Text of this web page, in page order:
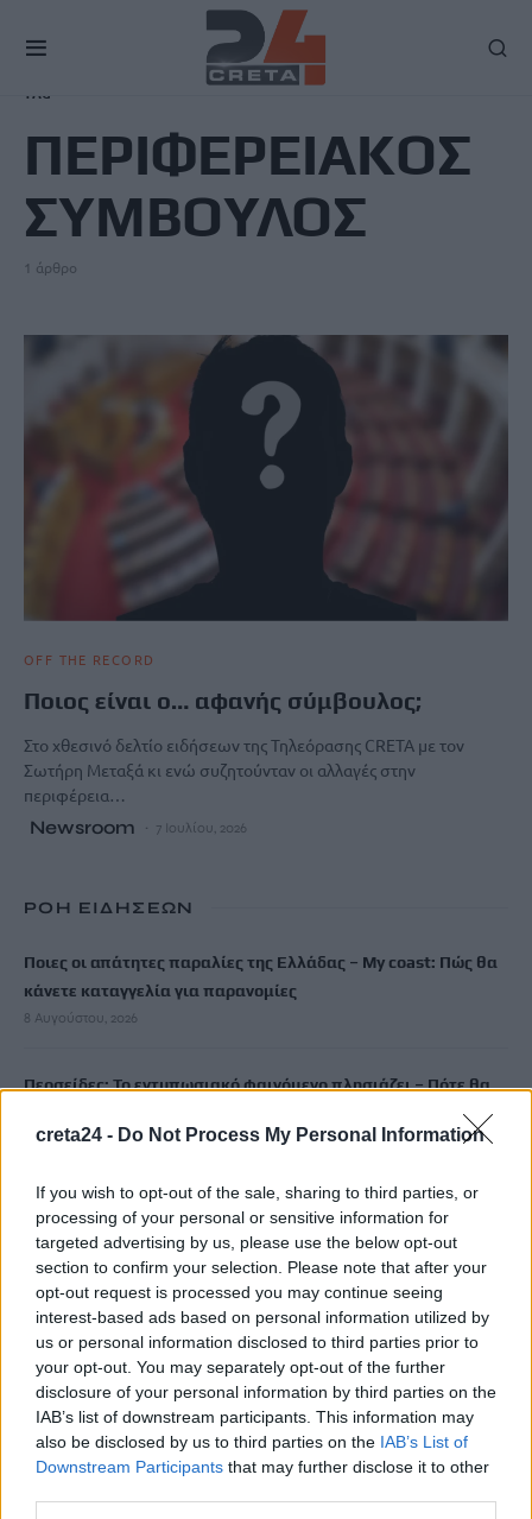
creta24 - Do Not Process My Personal Information
If you wish to opt-out of the sale, sharing to third parties, or
processing of your personal or sensitive information for
targeted advertising by us, please use the below opt-out
section to confirm your selection. Please note that after your
opt-out request is processed you may continue seeing
interest-based ads based on personal information utilized by
us or personal information disclosed to third parties prior to
your opt-out. You may separately opt-out of the further
disclosure of your personal information by third parties on the
IAB’s list of downstream participants. This information may
also be disclosed by us to third parties on the IAB’s List of
Downstream Participants that may further disclose it to other
TAG
ΠΕΡΙΦΕΡΕΙΑΚΟΣ
ΣΥΜΒΟΥΛΟΣ
1 άρθρο
OFF THE RECORD
Ποιος είναι ο… αφανής σύμβουλος;
Στο χθεσινό δελτίο ειδήσεων της Τηλεόρασης CRETA με τον
Σωτήρη Μεταξά κι ενώ συζητούνταν οι αλλαγές στην
περιφέρεια…
Newsroom 7 Ιουλίου, 2026
ΡΟΗ ΕΙΔΗΣΕΩΝ
Ποιες οι απάτητες παραλίες της Ελλάδας – My coast: Πώς θα
κάνετε καταγγελία για παρανομίες
8 Αυγούστου, 2026
Περσείδες: Το εντυπωσιακό φαινόμενο πλησιάζει – Πότε θα
8 Αυγούστου, 2026
Ενοίκια: Πότε γίνονται υποχρεωτικές οι πληρωμές μέσω
τραπεζών
8 Αυγούστου, 2026
Ισπανία: Η συγκινητική επανένωση γυναίκας με τα
γαϊδουράκια της μετά τις πυρκαγιές
8 Αυγούστου, 2026
Στις 19 Αυγούστου η γενική συνέλευση του συλλόγου
8 Αυγούστου, 2026